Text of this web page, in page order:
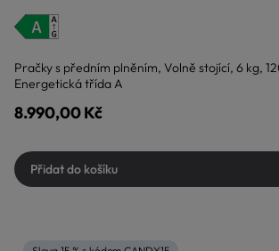
Pračky s předním plněním, Volně stojící, 6 kg,
Energetická třída A
8.990,00 Kč
Přidat do košíku